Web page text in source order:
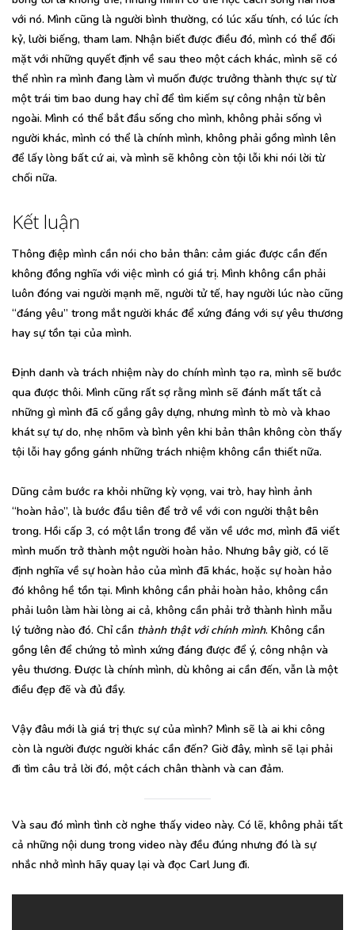
với nó. Mình cũng là người bình thường, có lúc xấu tính, có lúc ích
kỷ, lười biếng, tham lam. Nhận biết được điều đó, mình có thể đối
mặt với những quyết định về sau theo một cách khác, mình sẽ có
thể nhìn ra mình đang làm vì muốn được trưởng thành thực sự từ
một trái tim bao dung hay chỉ để tìm kiếm sự công nhận từ bên
ngoài. Mình có thể bắt đầu sống cho mình, không phải sống vì
người khác, mình có thể là chính mình, không phải gồng mình lên
để lấy lòng bất cứ ai, và mình sẽ không còn tội lỗi khi nói lời từ
chối nữa.
Kết luận
Thông điệp mình cần nói cho bản thân: cảm giác được cần đến
không đồng nghĩa với việc mình có giá trị. Mình không cần phải
luôn đóng vai người mạnh mẽ, người tử tế, hay người lúc nào cũng
“đáng yêu” trong mắt người khác để xứng đáng với sự yêu thương
hay sự tồn tại của mình.
Định danh và trách nhiệm này do chính mình tạo ra, mình sẽ bước
qua được thôi. Mình cũng rất sợ rằng mình sẽ đánh mất tất cả
những gì mình đã cố gắng gây dựng, nhưng mình tò mò và khao
khát sự tự do, nhẹ nhõm và bình yên khi bản thân không còn thấy
tội lỗi hay gồng gánh những trách nhiệm không cần thiết nữa.
Dũng cảm bước ra khỏi những kỳ vọng, vai trò, hay hình ảnh
“hoàn hảo”, là bước đầu tiên để trở về với con người thật bên
trong. Hồi cấp 3, có một lần trong đề văn về ước mơ, mình đã viết
mình muốn trở thành một người hoàn hảo. Nhưng bây giờ, có lẽ
định nghĩa về sự hoàn hảo của mình đã khác, hoặc sự hoàn hảo
đó không hề tồn tại. Mình không cần phải hoàn hảo, không cần
phải luôn làm hài lòng ai cả, không cần phải trở thành hình mẫu
lý tưởng nào đó. Chỉ cần thành thật với chính mình. Không cần
gồng lên để chứng tỏ mình xứng đáng được để ý, công nhận và
yêu thương. Được là chính mình, dù không ai cần đến, vẫn là một
điều đẹp đẽ và đủ đầy.
Vậy đâu mới là giá trị thực sự của mình? Mình sẽ là ai khi công
còn là người được người khác cần đến? Giờ đây, mình sẽ lại phải
đi tìm câu trả lời đó, một cách chân thành và can đảm.
Và sau đó mình tình cờ nghe thấy video này. Có lẽ, không phải tất
cả những nội dung trong video này đều đúng nhưng đó là sự
nhắc nhở mình hãy quay lại và đọc Carl Jung đi.